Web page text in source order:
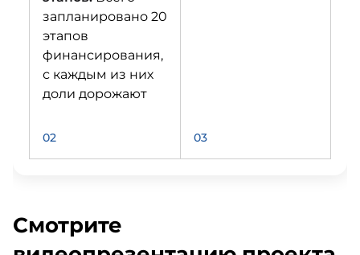
запланировано 20
этапов
финансирования,
с каждым из них
доли дорожают
02 03
Смотрите